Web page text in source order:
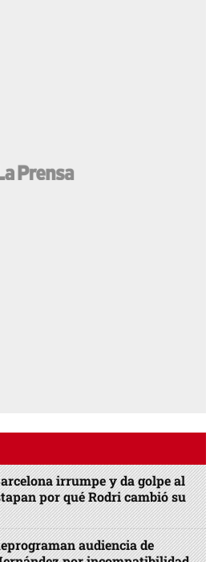
irrumpe y da golpe al
por qué Rodri cambió su
audiencia de